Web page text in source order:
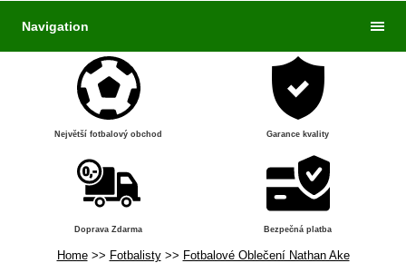
Navigation
Největší fotbalový obchod Garance kvality
Doprava Zdarma Bezpečná platba
Home Fotbalisty
Fotbalové Oblečení Nathan Ake